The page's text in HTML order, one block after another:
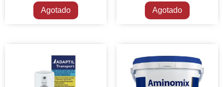
Agotado Agotado